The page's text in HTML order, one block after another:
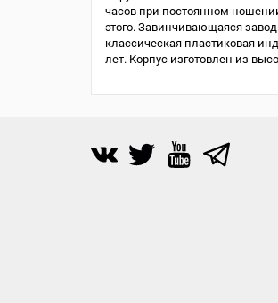
часов при постоянном
этого. Завинчивающаяся
классическая пластиковая
лет. Корпус изготовлен из